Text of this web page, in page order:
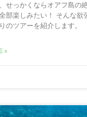
せっかくならオアフ島の
部楽しみたい！ そんな欲
のツアーを紹介します。
»